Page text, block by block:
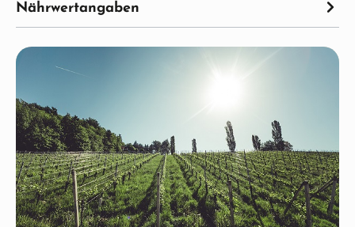
Nährwertangaben